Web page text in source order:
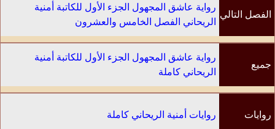
الفصل التالي
رواية عاشق المجهول الجزء الأول للكاتبة أمنية
الريحاني الفصل الخامس والعشرون
جميع
رواية عاشق المجهول الجزء الأول للكاتبة أمنية
الريحاني كاملة
روايات روايات أمنية الريحاني كاملة